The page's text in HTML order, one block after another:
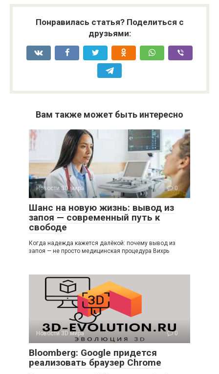
Понравилась статья? Поделиться с
друзьями:
Вам также может быть интересно
Новости 3D мира 0
Шанс на новую жизнь: вывод из
запоя — современный путь к
свободе
Когда надежда кажется далёкой: почему вывод из
запоя — не просто медицинская процедура Вихрь
Новости 3D мира 0
Bloomberg: Google придется
реализовать браузер Chrome